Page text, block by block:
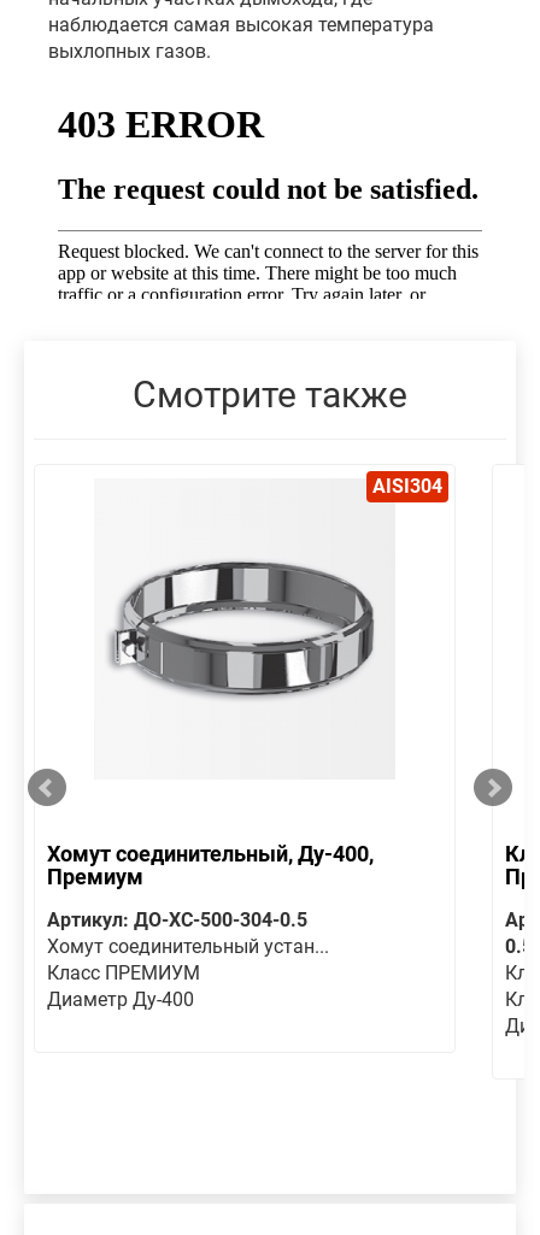
наблюдается самая высокая температура
выхлопных газов.
Смотрите также
AISI304
Хомут соединительный, Ду-400,
Премиум
Артикул: ДО-ХС-500-304-0.5
Хомут соединительный устан...
Класс ПРЕМИУМ
Диаметр Ду-400